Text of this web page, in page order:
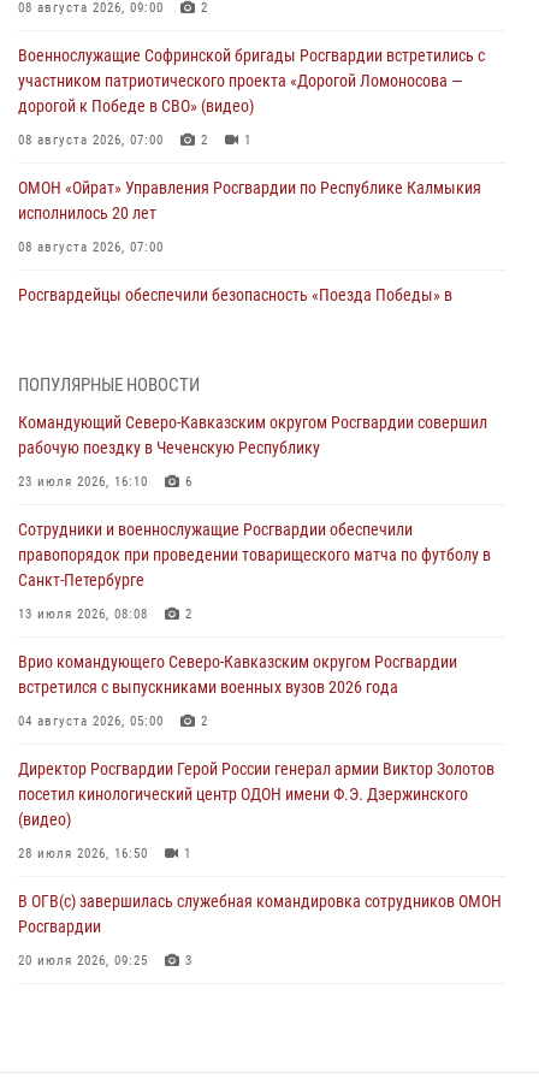
08 августа 2026, 09:00 2
Военнослужащие Софринской бригады Росгвардии встретились с
участником патриотического проекта «Дорогой Ломоносова —
дорогой к Победе в СВО» (видео)
08 августа 2026, 07:00 2 1
ОМОН «Ойрат» Управления Росгвардии по Республике Калмыкия
исполнилось 20 лет
08 августа 2026, 07:00
Росгвардейцы обеспечили безопасность «Поезда Победы» в
настольному теннису ко Дню физкультурника
08 августа 2026, 07:00
ограниченными возможностями здоровья (видео)
08 августа 2026, 06:32
Спецназ Росгвардии в Марий Эл почтил память товарища на
08 августа 2026, 06:15 9
День физкультурника в Уральском округе Росгвардии отметили
08 августа 2026, 06:03
ПОПУЛЯРНЫЕ НОВОСТИ
Командующий Северо-Кавказским округом Росгвардии совершил
рабочую поездку в Чеченскую Республику
23 июля 2026, 16:10 6
Сотрудники и военнослужащие Росгвардии обеспечили
правопорядок при проведении товарищеского матча по футболу в
Санкт-Петербурге
13 июля 2026, 08:08 2
Врио командующего Северо-Кавказским округом Росгвардии
встретился с выпускниками военных вузов 2026 года
04 августа 2026, 05:00 2
Директор Росгвардии Герой России генерал армии Виктор Золотов
посетил кинологический центр ОДОН имени Ф.Э. Дзержинского
(видео)
28 июля 2026, 16:50 1
В ОГВ(с) завершилась служебная командировка сотрудников ОМОН
Росгвардии
20 июля 2026, 09:25 3